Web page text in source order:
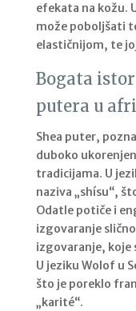
efekata na kožu.
može poboljšati
elastičnijom, te
Bogata
putera u
Shea puter,
duboko
tradicijama. U
naziva „shísu“,
Odatle potiče i
izgovaranje
izgovaranje, koje
U jeziku Wolof u
što je poreklo
„karité“.